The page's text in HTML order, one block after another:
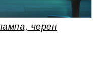
черен